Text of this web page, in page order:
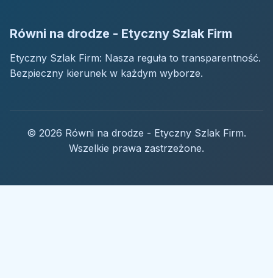
Równi na drodze - Etyczny Szlak Firm
Etyczny Szlak Firm: Nasza reguła to transparentność.
Bezpieczny kierunek w każdym wyborze.
© 2026 Równi na drodze - Etyczny Szlak Firm.
Wszelkie prawa zastrzeżone.